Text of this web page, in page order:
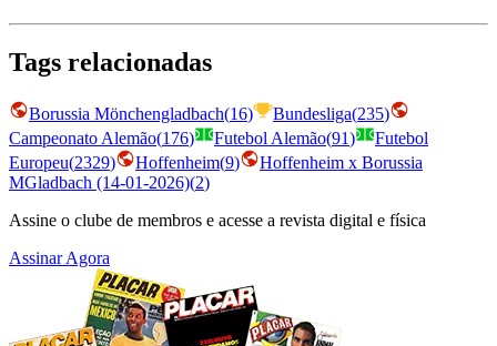
Tags relacionadas
Borussia Mönchengladbach(16) Bundesliga(235)
Campeonato Alemão(176) Futebol Alemão(91)
Futebol
Europeu(2329) Hoffenheim(9)
Hoffenheim x Borussia
MGladbach (14-01-2026)(2)
Assine o clube de membros e acesse a revista digital e física
Assinar Agora